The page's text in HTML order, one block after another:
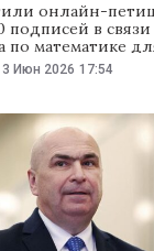
онлайн-
подписей в
по математике
Авторы
задания, и
снизить
систему
Июн 2026 17:54